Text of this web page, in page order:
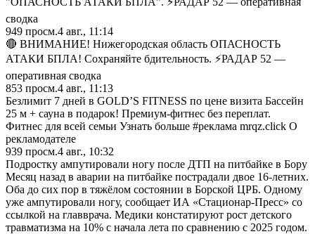
сводка
949 просм.4 авг., 11:14
🔴 ВНИМАНИЕ! Нижегородская область ОПАСНОСТЬ
АТАКИ БПЛА! Сохраняйте бдительность. ⚡️РАДАР 52 —
оперативная сводка
853 просм.4 авг., 11:13
Безлимит 7 дней в GOLD’S FITNESS по цене визита Бассейн
25 м + сауна в подарок! Премиум-фитнес без переплат.
Фитнес для всей семьи Узнать больше #реклама mrqz.click О
рекламодателе
939 просм.4 авг., 10:32
Подростку ампутировали ногу после ДТП на питбайке в Бору
Месяц назад в аварии на питбайке пострадали двое 16-летних.
Оба до сих пор в тяжёлом состоянии в Борской ЦРБ. Одному
уже ампутировали ногу, сообщает ИА «Стационар-Пресс» со
ссылкой на главврача. Медики констатируют рост детского
травматизма на 10% с начала лета по сравнению с 2025 годом.